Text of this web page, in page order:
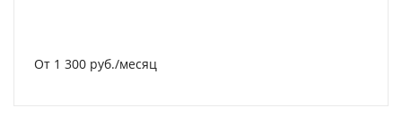
От 1 300 руб./месяц